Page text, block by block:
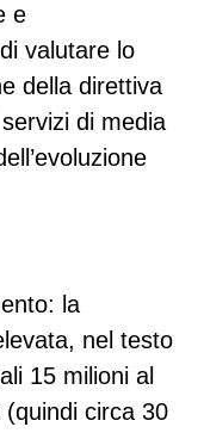
e
valutare lo
della direttiva
di media
la
nel testo
15 milioni al
(quindi circa 30